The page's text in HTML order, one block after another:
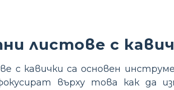
листове с
с кавички са основен
върху това как да